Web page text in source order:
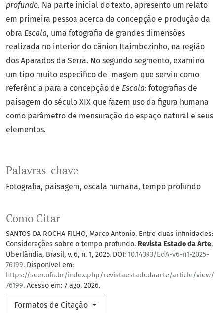
Palavras-chave
Fotografia paisagem escala humana tempo profundo
Como Citar
SANTOS DA ROCHA FILHO, Marco Antonio. Entre duas infinidades:
Considerações sobre o tempo profundo. Revista Estado da Arte,
Uberlândia, Brasil, v. 6, n. 1, 2025. DOI: 10.14393/EdA-v6-n1-2025-
76199. Disponível em:
https://seer.ufu.br/index.php/revistaestadodaarte/article/view/
76199. Acesso em: 7 ago. 2026.
Formatos de Citação
profundo. Na parte inicial do texto, apresento um relato
em primeira pessoa acerca da concepção e produção da
obra Escala, uma fotografia de grandes dimensões
realizada no interior do cânion Itaimbezinho, na região
dos Aparados da Serra. No segundo segmento, examino
um tipo muito específico de imagem que serviu como
referência para a concepção de Escala: fotografias de
paisagem do século XIX que fazem uso da figura humana
como parâmetro de mensuração do espaço natural e seus
elementos.